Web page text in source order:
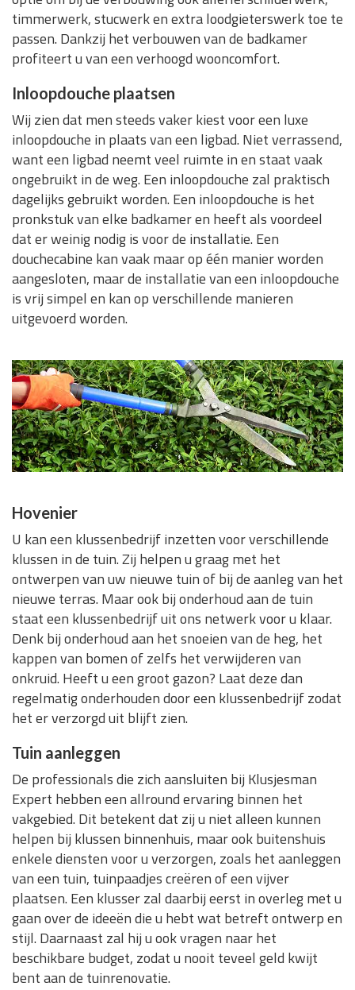
timmerwerk, stucwerk en extra loodgieterswerk toe te
passen. Dankzij het verbouwen van de badkamer
profiteert u van een verhoogd wooncomfort.
Inloopdouche plaatsen
Wij zien dat men steeds vaker kiest voor een luxe
inloopdouche in plaats van een ligbad. Niet verrassend,
want een ligbad neemt veel ruimte in en staat vaak
ongebruikt in de weg. Een inloopdouche zal praktisch
dagelijks gebruikt worden. Een inloopdouche is het
pronkstuk van elke badkamer en heeft als voordeel
dat er weinig nodig is voor de installatie. Een
douchecabine kan vaak maar op één manier worden
aangesloten, maar de installatie van een inloopdouche
is vrij simpel en kan op verschillende manieren
uitgevoerd worden.
Hovenier
U kan een klussenbedrijf inzetten voor verschillende
klussen in de tuin. Zij helpen u graag met het
ontwerpen van uw nieuwe tuin of bij de aanleg van het
nieuwe terras. Maar ook bij onderhoud aan de tuin
staat een klussenbedrijf uit ons netwerk voor u klaar.
Denk bij onderhoud aan het snoeien van de heg, het
kappen van bomen of zelfs het verwijderen van
onkruid. Heeft u een groot gazon? Laat deze dan
regelmatig onderhouden door een klussenbedrijf zodat
het er verzorgd uit blijft zien.
Tuin aanleggen
De professionals die zich aansluiten bij Klusjesman
Expert hebben een allround ervaring binnen het
vakgebied. Dit betekent dat zij u niet alleen kunnen
helpen bij klussen binnenhuis, maar ook buitenshuis
enkele diensten voor u verzorgen, zoals het aanleggen
van een tuin, tuinpaadjes creëren of een vijver
plaatsen. Een klusser zal daarbij eerst in overleg met u
gaan over de ideeën die u hebt wat betreft ontwerp en
stijl. Daarnaast zal hij u ook vragen naar het
beschikbare budget, zodat u nooit teveel geld kwijt
bent aan de tuinrenovatie.